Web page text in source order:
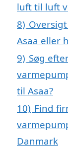
luft til luft
8)
Asaa eller
9) Søg
til Asaa?
10) Find
Danmark